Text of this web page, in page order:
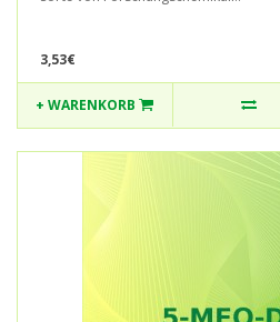
3,53€
+ WARENKORB